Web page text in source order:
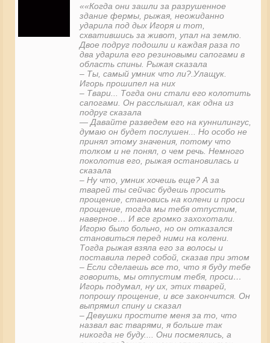
««Когда они зашли за разрушенное
здание фермы, рыжая, неожиданно
ударила под дых Игоря и тот,
схватившись за живот, упал на землю.
Двое подруг подошли и каждая раза по
два ударила его резиновыми сапогами в
область спины. Рыжая сказала
– Ты, самый умник что ли?.Улащук.
Игорь прошипел на них
– Твари... Тогда они стали его колотить
сапогами. Он расслышал, как одна из
подруг сказала
— Давайте разведем его на куннилингус,
думаю он будет послушен... Но особо не
принял этому значения, потому что
толком и не понял, о чем речь. Немного
поколотив его, рыжая остановилась и
сказала
– Ну что, умник хочешь еще? А за
тварей ты сейчас будешь просить
прощение, становись на колени и проси
прощение, тогда мы тебя отпустим,
наверное… И все громко захохотали.
Игорю было больно, но он отказался
становиться перед ними на колени.
Тогда рыжая взяла его за волосы и
поставила перед собой, сказав при этом
– Если сделаешь все то, что я буду тебе
говорить, мы отпустим тебя, проси…
Игорь подумал, ну их, этих тварей,
попрошу прощение, и все закончится. Он
выпрямил спину и сказал
– Девушки простите меня за то, что
назвал вас тварями, я больше так
никогда не буду.... Они посмеялись, а